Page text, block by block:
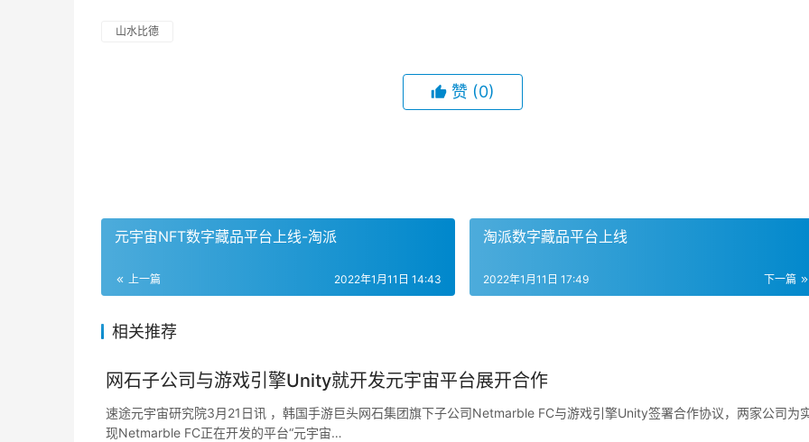
山水比德
赞 (0)
元宇宙NFT数字藏品平台上线-淘派
上一篇 2022年1月11日 14:43
淘派数字藏品平台上线
下一篇
2022年1月11日 17:49
相关推荐
网石子公司与游戏引擎Unity就开发元宇宙平台展开合作
速途元宇宙研究院3月21日讯 ，韩国手游巨头网石集团旗下子公司Netmarble FC与游戏引擎Unity签署合作协议，两家公司为
现Netmarble FC正在开发的平台“元宇宙…